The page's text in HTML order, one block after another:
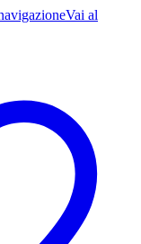
Vai al